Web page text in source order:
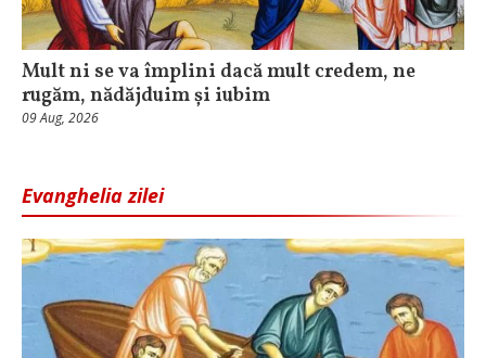
Mult ni se va împlini dacă mult credem, ne
rugăm, nădăjduim și iubim
09 Aug, 2026
Evanghelia zilei